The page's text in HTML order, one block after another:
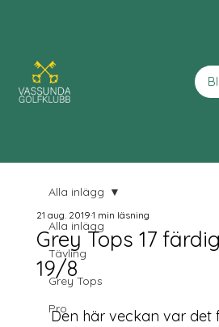
Alla inlägg
Tävling
Grey Tops
Pro
Alla inlägg
Grey Tops 17
19/8
21 aug. 20191 min läsning
Den här veckan var det